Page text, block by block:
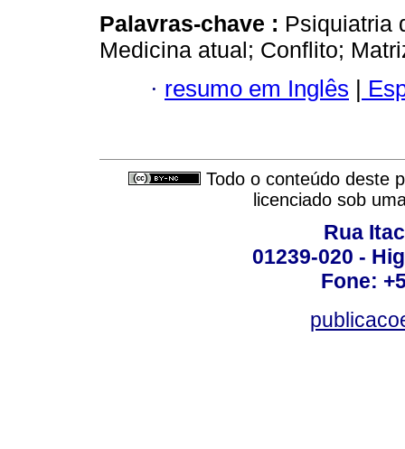
Palavras-chave : Psiquiatria
Medicina atual; Conflito;
· resumo em Inglês |
Todo o conteúdo deste
licenciado sob
Rua
01239-020 -
Fone: